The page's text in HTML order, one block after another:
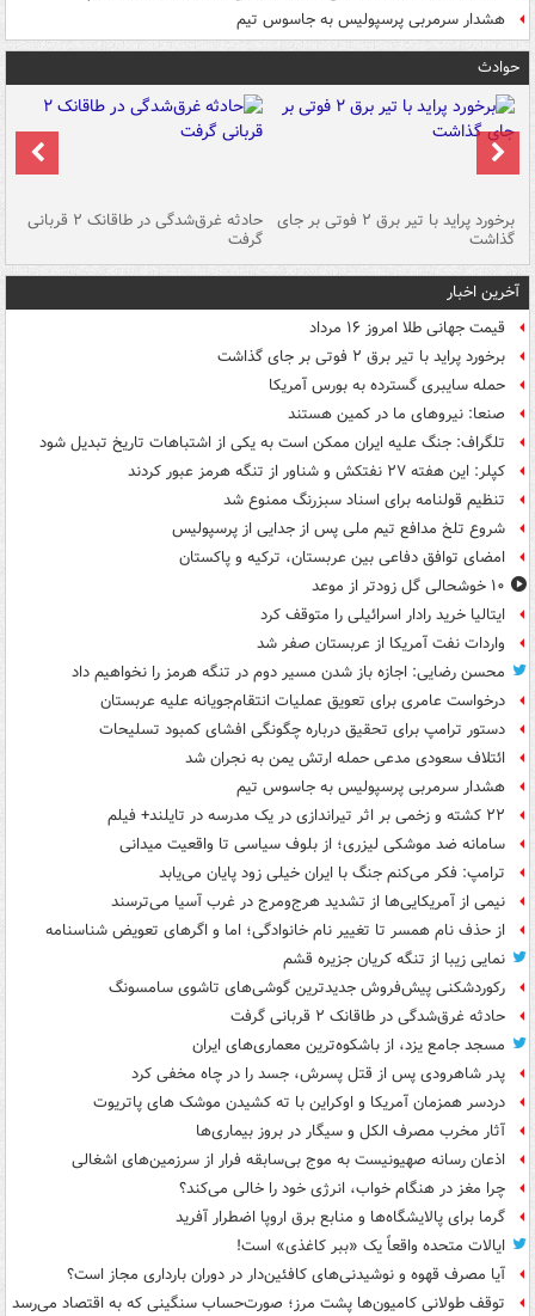
هشدار سرمربی پرسپولیس به جاسوس تیم
حوادث
برخورد پراید با تیر برق ۲ فوتی بر جای
گذاشت
حادثه غرق‌شدگی در طاقانک ۲ قربانی
گرفت
آخرین اخبار
قیمت جهانی طلا امروز ۱۶ مرداد
برخورد پراید با تیر برق ۲ فوتی بر جای گذاشت
حمله سایبری گسترده به بورس آمریکا
صنعا: نیروهای ما در کمین‌ هستند
تلگراف: جنگ علیه ایران ممکن است به یکی از اشتباهات تاریخ تبدیل شود
کپلر: این هفته ۲۷ نفتکش و شناور از تنگه هرمز عبور کردند
تنظیم قولنامه برای اسناد سبزرنگ ممنوع شد
شروع تلخ مدافع تیم ملی پس از جدایی از پرسپولیس
امضای توافق دفاعی بین عربستان، ترکیه و پاکستان
۱۰ خوشحالی گل زودتر از موعد
ایتالیا خرید رادار اسرائیلی را متوقف کرد
واردات نفت آمریکا از عربستان صفر شد
محسن رضایی: اجازه باز شدن مسیر دوم در تنگه هرمز را نخواهیم داد
درخواست عامری برای تعویق عملیات انتقام‌جویانه علیه عربستان
دستور ترامپ برای تحقیق درباره چگونگی افشای کمبود تسلیحات
ائتلاف سعودی مدعی حمله ارتش یمن به نجران شد
هشدار سرمربی پرسپولیس به جاسوس تیم
۲۲ کشته و زخمی بر اثر تیراندازی در یک مدرسه در تایلند+ فیلم
سامانه ضد موشکی لیزری؛ از بلوف سیاسی تا واقعیت میدانی
ترامپ: فکر می‌کنم جنگ با ایران خیلی زود پایان می‌یابد
نیمی از آمریکایی‌ها از تشدید هرج‌ومرج در غرب آسیا می‌ترسند
از حذف نام همسر تا تغییر نام خانوادگی؛ اما و اگرهای تعویض شناسنامه
نمایی زیبا از تنگه کریان جزیره قشم
رکوردشکنی پیش‌فروش جدیدترین گوشی‌های تاشوی سامسونگ
حادثه غرق‌شدگی در طاقانک ۲ قربانی گرفت
مسجد جامع یزد، از باشکوه‌ترین معماری‌های ایران
پدر شاهرودی پس از قتل پسرش، جسد را در چاه مخفی کرد
دردسر همزمان آمریکا و اوکراین با ته کشیدن موشک های پاتریوت
آثار مخرب مصرف الکل و سیگار در بروز بیماری‌ها
اذعان رسانه صهیونیست به موج بی‌سابقه فرار از سرزمین‌های اشغالی
چرا مغز در هنگام خواب، انرژی خود را خالی می‌کند؟
گرما برای پالایشگاه‌ها و منابع برق اروپا اضطرار آفرید
ایالات متحده واقعاً یک «ببر کاغذی» است!
آیا مصرف قهوه و نوشیدنی‌های کافئین‌دار در دوران بارداری مجاز است؟
توقف طولانی کامیون‌ها پشت مرز؛ صورت‌حساب سنگینی که به اقتصاد می‌رسد